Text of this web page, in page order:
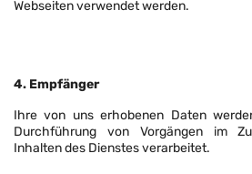
Webseiten verwendet werden.
4. Empfänger
Ihre von uns erhobenen Daten
Durchführung von Vorgängen im
Inhalten des Dienstes verarbeitet.